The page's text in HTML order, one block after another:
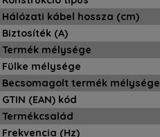
Hálózati kábel hossza (cm)
Biztosíték (A)
Termék mélysége
Fülke mélysége
Becsomagolt termék mélysége
GTIN (EAN) kód
Termékcsalád
Frekvencia (Hz)